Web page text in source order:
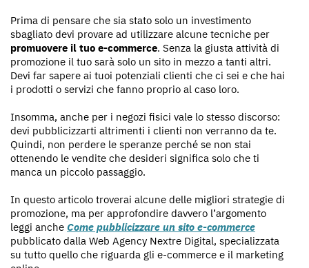
Prima di pensare che sia stato solo un investimento
sbagliato devi provare ad utilizzare alcune tecniche per
promuovere il tuo e-commerce. Senza la giusta attività di
promozione il tuo sarà solo un sito in mezzo a tanti altri.
Devi far sapere ai tuoi potenziali clienti che ci sei e che hai
i prodotti o servizi che fanno proprio al caso loro.
Insomma, anche per i negozi fisici vale lo stesso discorso:
devi pubblicizzarti altrimenti i clienti non verranno da te.
Quindi, non perdere le speranze perché se non stai
ottenendo le vendite che desideri significa solo che ti
manca un piccolo passaggio.
In questo articolo troverai alcune delle migliori strategie di
promozione, ma per approfondire davvero l’argomento
leggi anche Come pubblicizzare un sito e-commerce
pubblicato dalla Web Agency Nextre Digital, specializzata
su tutto quello che riguarda gli e-commerce e il marketing